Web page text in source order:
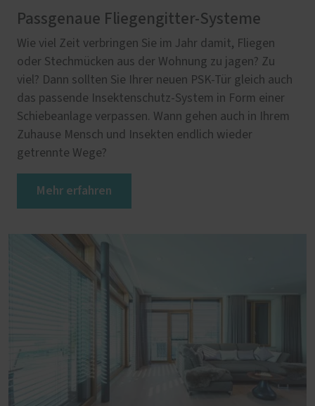
Passgenaue Fliegengitter-Systeme
Wie viel Zeit verbringen Sie im Jahr damit, Fliegen
oder Stechmücken aus der Wohnung zu jagen? Zu
viel? Dann sollten Sie Ihrer neuen PSK-Tür gleich auch
das passende Insektenschutz-System in Form einer
Schiebeanlage verpassen. Wann gehen auch in Ihrem
Zuhause Mensch und Insekten endlich wieder
getrennte Wege?
Mehr erfahren